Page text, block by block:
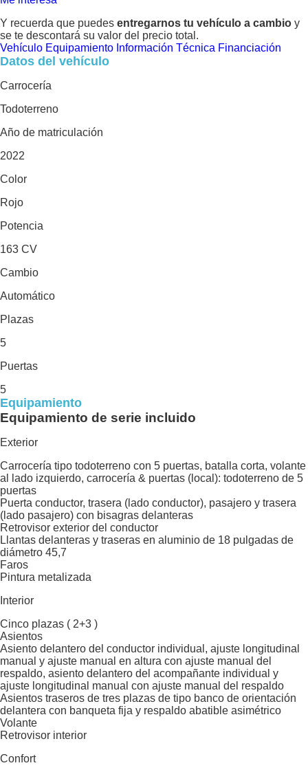
Y recuerda que puedes entregarnos tu vehículo a cambio y
se te descontará su valor del precio total.
Vehículo Equipamiento Información Técnica Financiación
Datos del vehículo
Carrocería
Todoterreno
Año de matriculación
2022
Color
Rojo
Potencia
163 CV
Cambio
Automático
Plazas
5
Puertas
5
Equipamiento
Equipamiento de serie incluido
Exterior
Carrocería tipo todoterreno con 5 puertas, batalla corta, volante
al lado izquierdo, carrocería & puertas (local): todoterreno de 5
puertas
Puerta conductor, trasera (lado conductor), pasajero y trasera
(lado pasajero) con bisagras delanteras
Retrovisor exterior del conductor
Llantas delanteras y traseras en aluminio de 18 pulgadas de
diámetro 45,7
Faros
Pintura metalizada
Interior
Cinco plazas ( 2+3 )
Asientos
Asiento delantero del conductor individual, ajuste longitudinal
manual y ajuste manual en altura con ajuste manual del
respaldo, asiento delantero del acompañante individual y
ajuste longitudinal manual con ajuste manual del respaldo
Asientos traseros de tres plazas de tipo banco de orientación
delantera con banqueta fija y respaldo abatible asimétrico
Volante
Retrovisor interior
Confort